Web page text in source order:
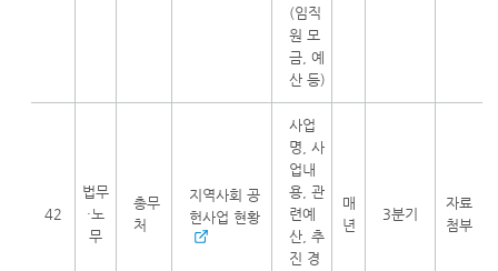
(임직
원 모
금, 예
산 등)
42
법무
·노
무
총무
처
지역사회 공
헌사업 현황
사업
명, 사
업내
용, 관
련예
산, 추
진 경
매
년
3분기
자료
첨부